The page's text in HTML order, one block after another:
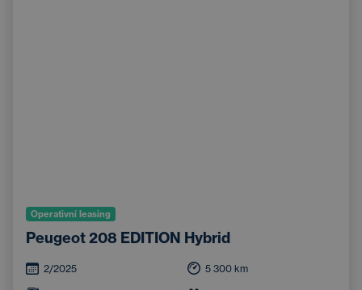
Operativní leasing
Peugeot 208 EDITION Hybrid
2/2025 5 300 km